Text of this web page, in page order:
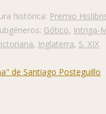
histórica: Premio
Gótico, Intriga-
, Inglaterra, S. XIX